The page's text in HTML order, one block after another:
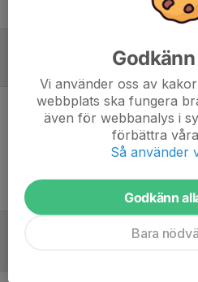
Ledare
Inget
Vi använder oss av
webbplats ska fungera
även för webbanalys i
förbättra
Så använder
Godkänn
Bara